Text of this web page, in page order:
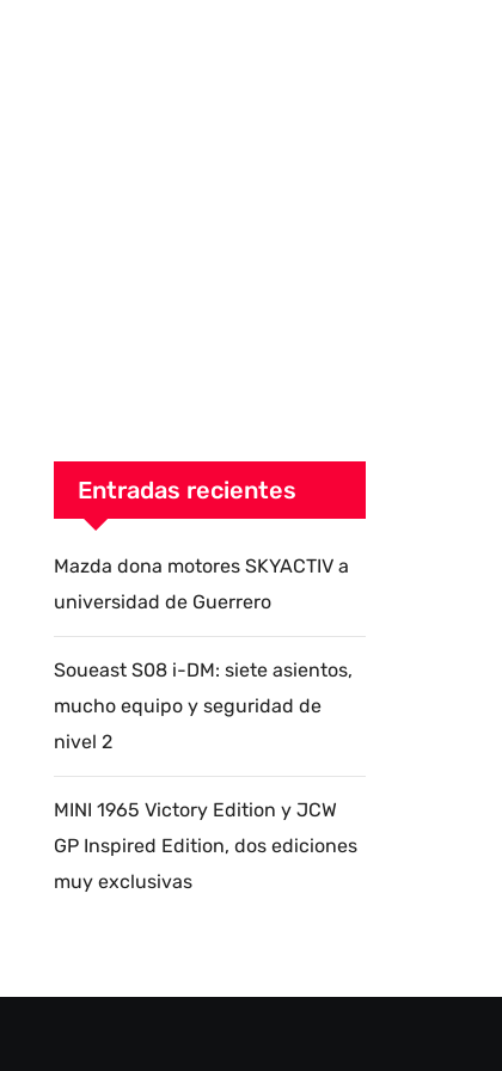
Entradas recientes
Mazda dona motores SKYACTIV a
universidad de Guerrero
Soueast S08 i-DM: siete asientos,
mucho equipo y seguridad de
nivel 2
MINI 1965 Victory Edition y JCW
GP Inspired Edition, dos ediciones
muy exclusivas